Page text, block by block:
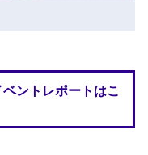
ントレポートはこ